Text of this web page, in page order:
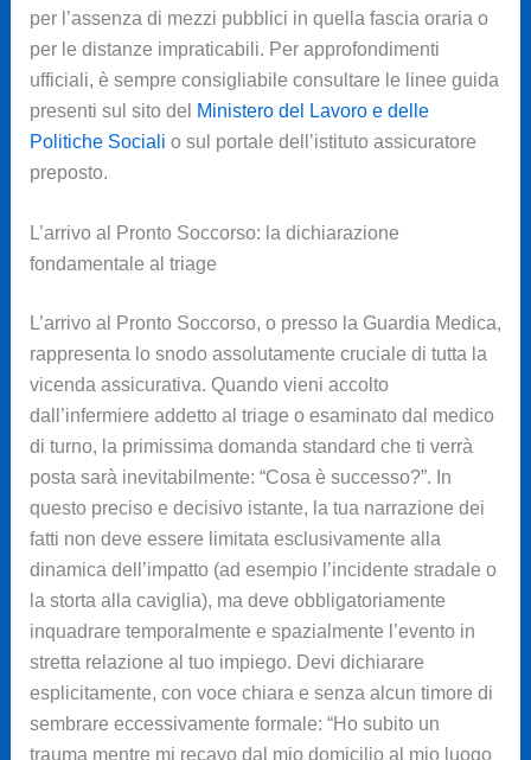
per l’assenza di mezzi pubblici in quella fascia oraria o
per le distanze impraticabili. Per approfondimenti
ufficiali, è sempre consigliabile consultare le linee guida
presenti sul sito del
Ministero del Lavoro e delle
Politiche Sociali o sul portale dell’istituto assicuratore
preposto.
L’arrivo al Pronto Soccorso: la dichiarazione
fondamentale al triage
L’arrivo al Pronto Soccorso, o presso la Guardia Medica,
rappresenta lo snodo assolutamente cruciale di tutta la
vicenda assicurativa. Quando vieni accolto
dall’infermiere addetto al triage o esaminato dal medico
di turno, la primissima domanda standard che ti verrà
posta sarà inevitabilmente: “Cosa è successo?”. In
questo preciso e decisivo istante, la tua narrazione dei
fatti non deve essere limitata esclusivamente alla
dinamica dell’impatto (ad esempio l’incidente stradale o
la storta alla caviglia), ma deve obbligatoriamente
inquadrare temporalmente e spazialmente l’evento in
stretta relazione al tuo impiego. Devi dichiarare
esplicitamente, con voce chiara e senza alcun timore di
sembrare eccessivamente formale: “Ho subito un
trauma mentre mi recavo dal mio domicilio al mio luogo